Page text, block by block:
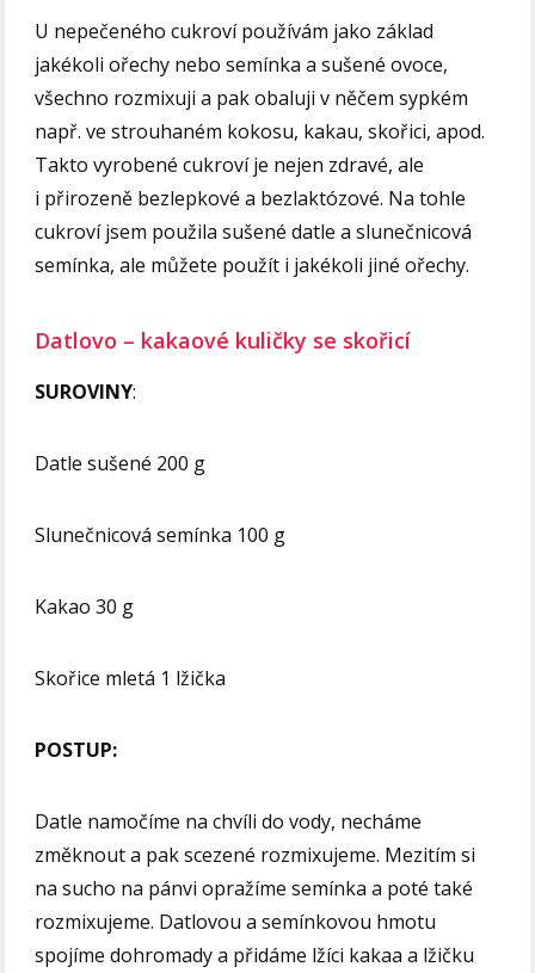
U nepečeného cukroví používám jako základ
jakékoli ořechy nebo semínka a sušené ovoce,
všechno rozmixuji a pak obaluji v něčem sypkém
např. ve strouhaném kokosu, kakau, skořici, apod.
Takto vyrobené cukroví je nejen zdravé, ale
i přirozeně bezlepkové a bezlaktózové. Na tohle
cukroví jsem použila sušené datle a slunečnicová
semínka, ale můžete použít i jakékoli jiné ořechy.
Datlovo – kakaové kuličky se skořicí
SUROVINY:
Datle sušené 200 g
Slunečnicová semínka 100 g
Kakao 30 g
Skořice mletá 1 lžička
POSTUP:
Datle namočíme na chvíli do vody, necháme
změknout a pak scezené rozmixujeme. Mezitím si
na sucho na pánvi opražíme semínka a poté také
rozmixujeme. Datlovou a semínkovou hmotu
spojíme dohromady a přidáme lžíci kakaa a lžičku